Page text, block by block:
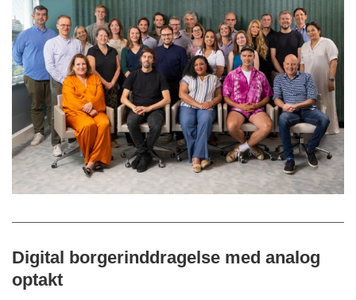
Digital borgerinddragelse med analog
optakt